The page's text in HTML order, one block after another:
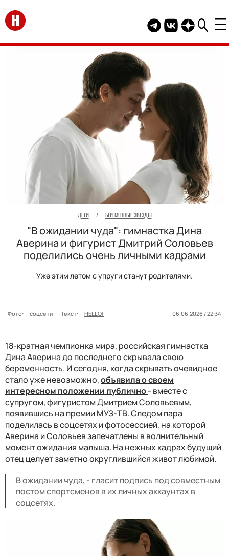
Перейти на главную
Telegram канал
Группа HELLO
Канал
ДЕТИ / БЕРЕМЕННЫЕ ЗВЕЗДЫ
"В ожидании чуда": гимнастка Дина
Аверина и фигурист Дмитрий Соловьев
поделились очень личными кадрами
Уже этим летом с упруги станут родителями.
Фото: соцсети Текст: HELLO! 06.06.2026 / 22:34
18-кратная чемпионка мира, российская гимнастка
Дина Аверина до последнего скрывала свою
беременность. И сегодня, когда скрывать очевидное
стало уже невозможно,объявила о своем
интересном положении публично- вместе с
супругом, фигуристом Дмитрием Соловьевым,
появившись на премии МУЗ-ТВ. Следом пара
поделилась в соцсетях и фотосессией, на которой
Аверина и Соловьев запечатлены в волнительный
момент ожидания малыша. На нежных кадрах будущий
отец целует заметно округлившийся живот любимой.
В ожидании чуда, - гласит подпись под совместным
постом спортсменов в их личных аккаунтах в
соцсетях.